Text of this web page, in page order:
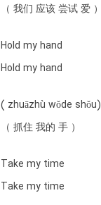
（ 我们 应该 尝试 爱 ）
Hold my hand
Hold my hand
( zhuāzhù wǒde shǒu)
（ 抓住 我的 手 ）
Take my time
Take my time